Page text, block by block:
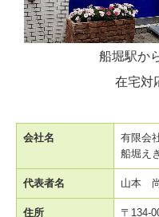
船堀駅か
在宅対
会社名
有限会
船堀え
代表者名 山本
住所 〒134-